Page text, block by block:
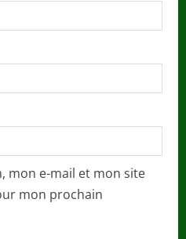
mon e-mail et mon site
mon prochain